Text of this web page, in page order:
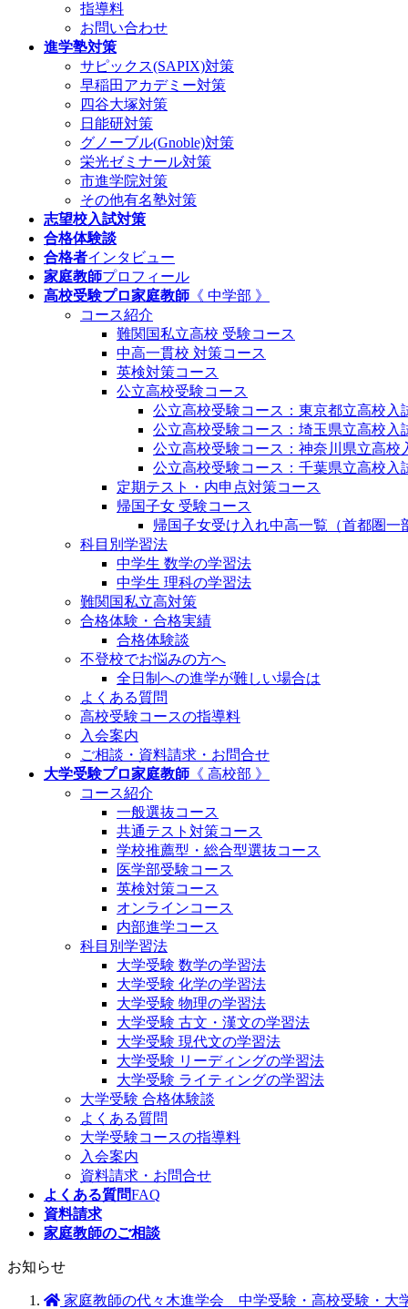
指導料
お問い合わせ
進学塾対策
サピックス(SAPIX)対策
早稲田アカデミー対策
四谷大塚対策
日能研対策
グノーブル(Gnoble)対策
栄光ゼミナール対策
市進学院対策
その他有名塾対策
志望校入試対策
合格体験談
合格者インタビュー
家庭教師プロフィール
高校受験プロ家庭教師 《 中学部 》
コース紹介
難関国私立高校 受験コース
中高一貫校 対策コース
英検対策コース
公立高校受験コース
公立高校受験コース：東京都立高校入
公立高校受験コース：埼玉県立高校入
公立高校受験コース：神奈川県立高校
公立高校受験コース：千葉県立高校入
定期テスト・内申点対策コース
帰国子女 受験コース
帰国子女受け入れ中高一覧（首都圏一
科目別学習法
中学生 数学の学習法
中学生 理科の学習法
難関国私立高対策
合格体験・合格実績
合格体験談
不登校でお悩みの方へ
全日制への進学が難しい場合は
よくある質問
高校受験コースの指導料
入会案内
ご相談・資料請求・お問合せ
大学受験プロ家庭教師 《 高校部 》
コース紹介
一般選抜コース
共通テスト対策コース
学校推薦型・総合型選抜コース
医学部受験コース
英検対策コース
オンラインコース
内部進学コース
科目別学習法
大学受験 数学の学習法
大学受験 化学の学習法
大学受験 物理の学習法
大学受験 古文・漢文の学習法
大学受験 現代文の学習法
大学受験 リーディングの学習法
大学受験 ライティングの学習法
大学受験 合格体験談
よくある質問
大学受験コースの指導料
入会案内
資料請求・お問合せ
よくある質問FAQ
資料請求
家庭教師のご相談
お知らせ
家庭教師の代々木進学会 中学受験・高校受験・大